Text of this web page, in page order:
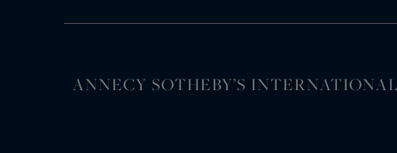
ANNECY SOTHEBY’S INTERNATIONAL